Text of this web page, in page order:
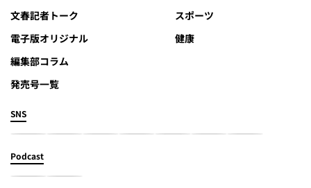
文春記者トーク
電子版オリジナル
編集部コラム
発売号一覧
スポーツ
健康
SNS
Podcast